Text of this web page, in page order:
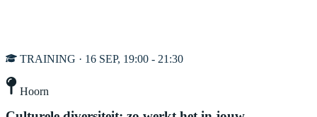
TRAINING · 16 SEP, 19:00 - 21:30
Hoorn